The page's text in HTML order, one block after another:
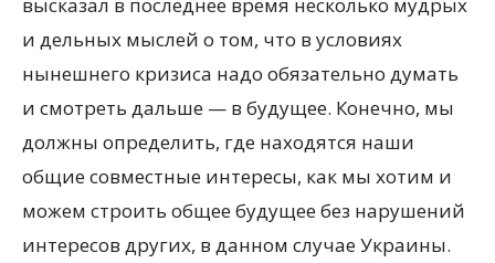
и дельных мыслей о том, что в условиях
нынешнего кризиса надо обязательно думать
и смотреть дальше — в будущее. Конечно, мы
должны определить, где находятся наши
общие совместные интересы, как мы хотим и
можем строить общее будущее без нарушений
интересов других, в данном случае Украины.